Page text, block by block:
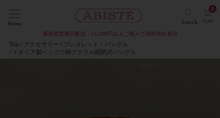
Menu Search Cart
0
最短翌営業日配送・11,000円以上ご購入で送料当社負担
Top アクセサリー
ブレスレット・バングル
イタリア製ベッコウ柄アクリル開閉式バングル